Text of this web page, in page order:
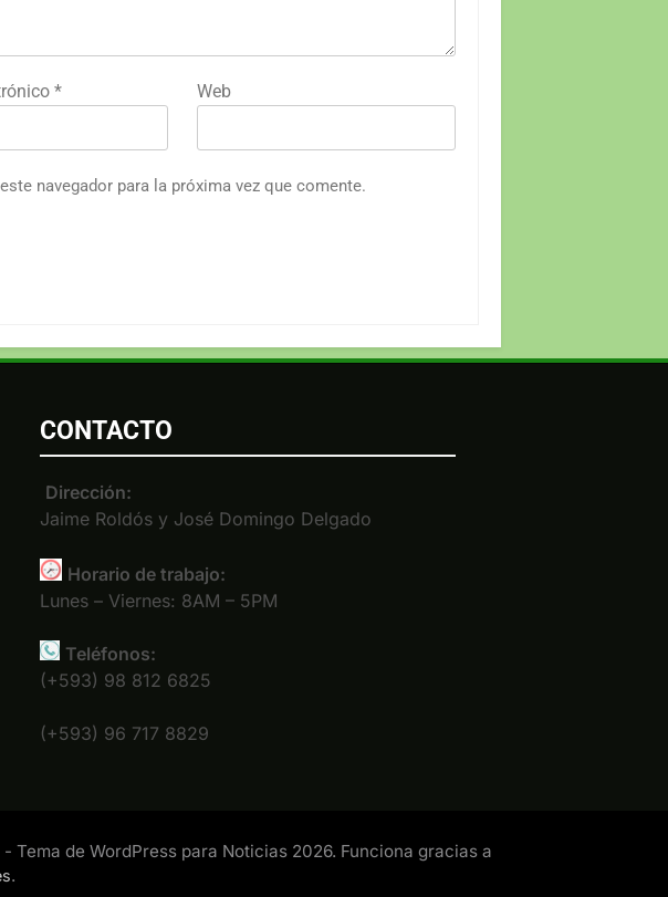
* Web
navegador para la próxima vez que comente.
CONTACTO
Dirección:
Jaime Roldós y José Domingo Delgado
Horario de trabajo:
Lunes – Viernes: 8AM – 5PM
Teléfonos:
(+593) 98 812 6825
(+593) 96 717 8829
Tema de WordPress para Noticias 2026. Funciona gracias a
.